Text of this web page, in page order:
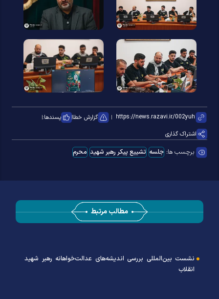
گزارش خطا
پسندها:
اشتراک گذاری
برچسب ها: جلسه تشییع پیکر رهبر شهید محرم
مطالب مرتبط
نشست بین‌المللی بررسی اندیشه‌های عدالت‌خواهانه رهبر شهید
انقلاب